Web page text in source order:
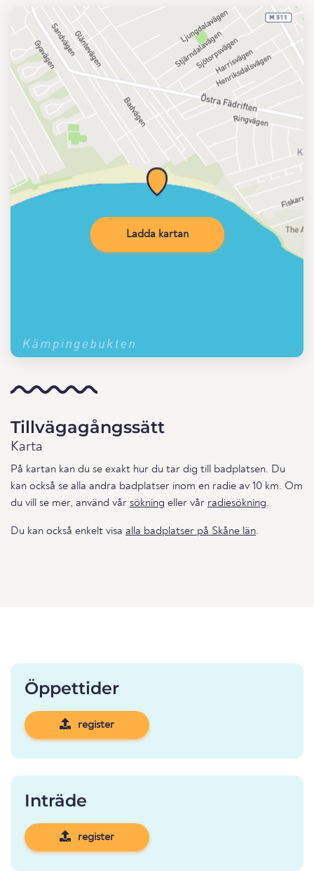
Ladda kartan
Tillvägagångssätt
Karta
På kartan kan du se exakt hur du tar dig till badplatsen. Du
kan också se alla andra badplatser inom en radie av 10 km. Om
du vill se mer, använd vår sökning eller vår radiesökning.
Du kan också enkelt visa alla badplatser på Skåne län.
Öppettider
register
Inträde
register